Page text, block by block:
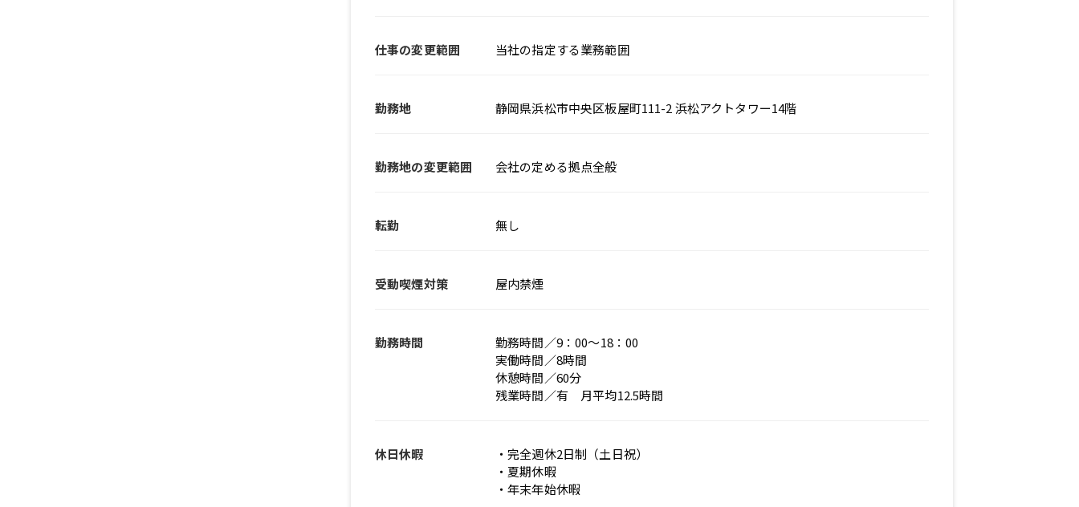
仕事の変更範囲 当社の指定する業務範囲
勤務地 静岡県浜松市中央区板屋町111-2 浜松アクトタワー14階
勤務地の変更範囲 会社の定める拠点全般
転勤 無し
受動喫煙対策 屋内禁煙
勤務時間
勤務時間／9：00～18：00
実働時間／8時間
休憩時間／60分
残業時間／有 月平均12.5時間
休日休暇
・完全週休2日制（土日祝）
・夏期休暇
・年末年始休暇